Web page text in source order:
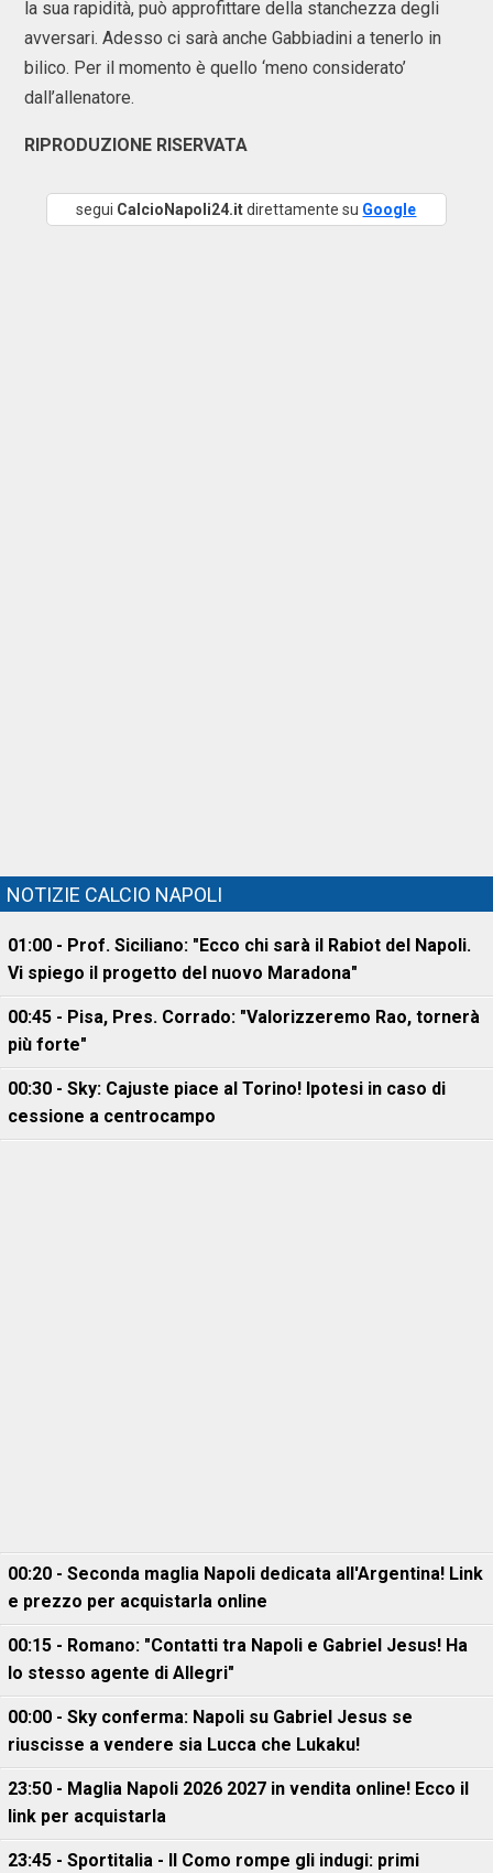
la sua rapidità, può approfittare della stanchezza degli
avversari. Adesso ci sarà anche Gabbiadini a tenerlo in
bilico. Per il momento è quello ‘meno considerato’
dall’allenatore.
RIPRODUZIONE RISERVATA
segui CalcioNapoli24.itdirettamente su Google
NOTIZIE CALCIO NAPOLI
01:00 - Prof. Siciliano: "Ecco chi sarà il Rabiot del Napoli.
Vi spiego il progetto del nuovo Maradona"
00:45 - Pisa, Pres. Corrado: "Valorizzeremo Rao, tornerà
più forte"
00:30 - Sky: Cajuste piace al Torino! Ipotesi in caso di
cessione a centrocampo
00:20 - Seconda maglia Napoli dedicata all'Argentina! Link
e prezzo per acquistarla online
00:15 - Romano: "Contatti tra Napoli e Gabriel Jesus! Ha
lo stesso agente di Allegri"
00:00 - Sky conferma: Napoli su Gabriel Jesus se
riuscisse a vendere sia Lucca che Lukaku!
23:50 - Maglia Napoli 2026 2027 in vendita online! Ecco il
link per acquistarla
23:45 - Sportitalia - Il Como rompe gli indugi: primi